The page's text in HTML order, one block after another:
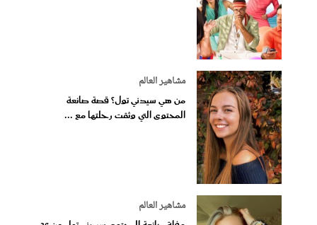
مشاهير العالم
من هي سيدني تول؟ قصة صانعة
المحتوى التي وثقت رحلتها مع ...
مشاهير العالم